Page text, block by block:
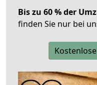
Bis zu 60 % der
finden Sie nur bei